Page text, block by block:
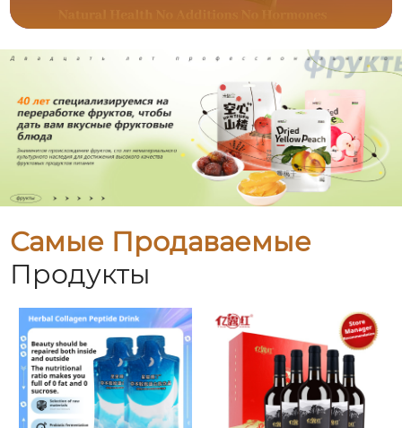
Самые Продаваемые
Продукты